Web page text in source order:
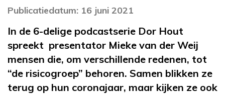
Publicatiedatum: 16 juni 2021
In de 6-delige podcastserie Dor Hout
spreekt presentator Mieke van der Weij
mensen die, om verschillende redenen, tot
“de risicogroep” behoren. Samen blikken ze
terug op hun coronajaar, maar kijken ze ook